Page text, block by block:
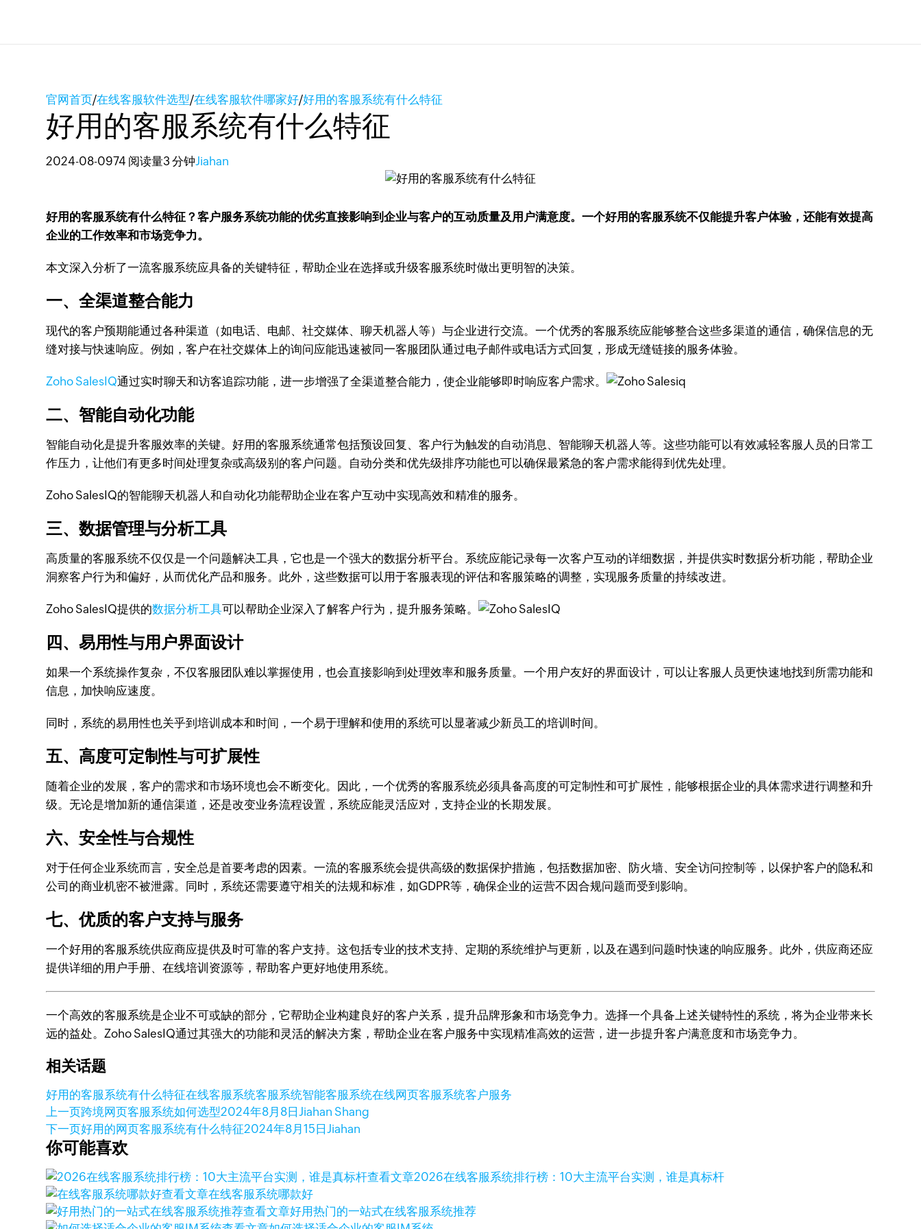
官网首页/在线客服软件选型/在线客服软件哪家好/好用的客服系统有什么特征
好用的客服系统有什么特征
2024-08-0974 阅读量3 分钟Jiahan
好用的客服系统有什么特征？客户服务系统功能的优劣直接影响到企业与客户的互动质量及用户满意度。一个好用的客服系统不仅能提升客户体验，还能有效提高
企业的工作效率和市场竞争力。
本文深入分析了一流客服系统应具备的关键特征，帮助企业在选择或升级客服系统时做出更明智的决策。
一、全渠道整合能力
现代的客户预期能通过各种渠道（如电话、电邮、社交媒体、聊天机器人等）与企业进行交流。一个优秀的客服系统应能够整合这些多渠道的通信，确保信息的无
缝对接与快速响应。例如，客户在社交媒体上的询问应能迅速被同一客服团队通过电子邮件或电话方式回复，形成无缝链接的服务体验。
Zoho SalesIQ通过实时聊天和访客追踪功能，进一步增强了全渠道整合能力，使企业能够即时响应客户需求。
二、智能自动化功能
智能自动化是提升客服效率的关键。好用的客服系统通常包括预设回复、客户行为触发的自动消息、智能聊天机器人等。这些功能可以有效减轻客服人员的日常工
作压力，让他们有更多时间处理复杂或高级别的客户问题。自动分类和优先级排序功能也可以确保最紧急的客户需求能得到优先处理。
Zoho SalesIQ的智能聊天机器人和自动化功能帮助企业在客户互动中实现高效和精准的服务。
三、数据管理与分析工具
高质量的客服系统不仅仅是一个问题解决工具，它也是一个强大的数据分析平台。系统应能记录每一次客户互动的详细数据，并提供实时数据分析功能，帮助企业
洞察客户行为和偏好，从而优化产品和服务。此外，这些数据可以用于客服表现的评估和客服策略的调整，实现服务质量的持续改进。
Zoho SalesIQ提供的数据分析工具可以帮助企业深入了解客户行为，提升服务策略。
四、易用性与用户界面设计
如果一个系统操作复杂，不仅客服团队难以掌握使用，也会直接影响到处理效率和服务质量。一个用户友好的界面设计，可以让客服人员更快速地找到所需功能和
信息，加快响应速度。
同时，系统的易用性也关乎到培训成本和时间，一个易于理解和使用的系统可以显著减少新员工的培训时间。
五、高度可定制性与可扩展性
随着企业的发展，客户的需求和市场环境也会不断变化。因此，一个优秀的客服系统必须具备高度的可定制性和可扩展性，能够根据企业的具体需求进行调整和升
级。无论是增加新的通信渠道，还是改变业务流程设置，系统应能灵活应对，支持企业的长期发展。
六、安全性与合规性
对于任何企业系统而言，安全总是首要考虑的因素。一流的客服系统会提供高级的数据保护措施，包括数据加密、防火墙、安全访问控制等，以保护客户的隐私和
公司的商业机密不被泄露。同时，系统还需要遵守相关的法规和标准，如GDPR等，确保企业的运营不因合规问题而受到影响。
七、优质的客户支持与服务
一个好用的客服系统供应商应提供及时可靠的客户支持。这包括专业的技术支持、定期的系统维护与更新，以及在遇到问题时快速的响应服务。此外，供应商还应
提供详细的用户手册、在线培训资源等，帮助客户更好地使用系统。
一个高效的客服系统是企业不可或缺的部分，它帮助企业构建良好的客户关系，提升品牌形象和市场竞争力。选择一个具备上述关键特性的系统，将为企业带来长
远的益处。Zoho SalesIQ通过其强大的功能和灵活的解决方案，帮助企业在客户服务中实现精准高效的运营，进一步提升客户满意度和市场竞争力。
相关话题
好用的客服系统有什么特征在线客服系统客服系统智能客服系统在线网页客服系统客户服务
上一页跨境网页客服系统如何选型2024年8月8日Jiahan Shang
下一页好用的网页客服系统有什么特征2024年8月15日Jiahan
你可能喜欢
查看文章2026在线客服系统排行榜：10大主流平台实测，谁是真标杆
查看文章在线客服系统哪款好
查看文章好用热门的一站式在线客服系统推荐